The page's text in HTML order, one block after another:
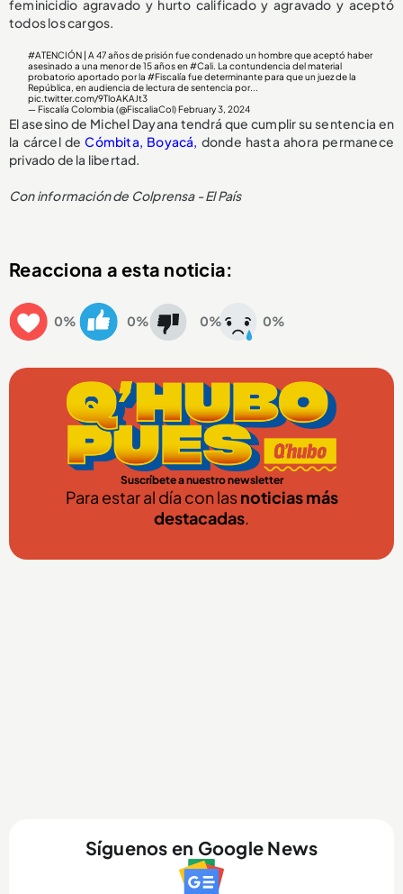
feminicidio agravado y hurto calificado y agravado y aceptó
todos los cargos.
#ATENCIÓN | A 47 años de prisión fue condenado un hombre que aceptó haber
asesinado a una menor de 15 años en#Cali. La contundencia del material
probatorio aportado por la#Fiscalía fue determinante para que un juez de la
República, en audiencia de lectura de sentencia por...
pic.twitter.com/9TloAKAJt3
— Fiscalía Colombia (@FiscaliaCol) February 3, 2024
El asesino de Michel Dayana tendrá que cumplir su sentencia en
la cárcel de Cómbita, Boyacá, donde hasta ahora permanece
privado de la libertad.
Con información de Colprensa - El País
Reacciona a esta noticia:
0% 0% 0% 0%
Suscríbete a nuestro newsletter
Para estar al día con lasnoticias más
destacadas.
Síguenos en Google News